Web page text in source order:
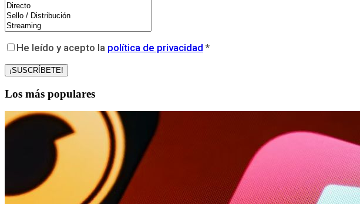
He leído y acepto la política de privacidad *
Los más populares